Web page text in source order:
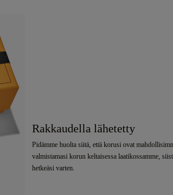
Rakkaudella lähetetty
Pidämme huolta siitä, että korusi ovat
valmistamasi korun keltaisessa laatikossamme,
hetkeäsi varten.